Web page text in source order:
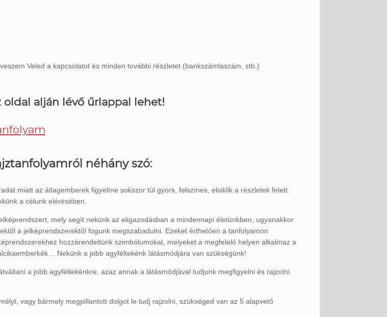
Veled a kapcsolatot és minden további részletet (bankszámlaszám, stb.)
oldal alján lévő űrlappal lehet!
néhány szó:
miatt az átlagemberek figyelme sokszor túl gyors, felszínes, elsiklik a részletek felett.
a célunk elérésében.
mely segít nekünk az eligazodásban a mindennapi életünkben, ugyanakkor
a jelképrendszerektől fogunk megszabadulni. Ezeket érthetően a tanfolyamon
hozzárendeltünk szimbólumokat, melyeket a megfelelő helyen alkalmaz a
Nekünk a jobb agyféltekénk látásmódjára van szükségünk!
a jobb agyféltekénkre, azaz annak a látásmódjával tudjunk megfigyelni és rajzolni.
vagy bármely megpillantott dolgot le tudj rajzolni, szükséged van az 5 alapvető